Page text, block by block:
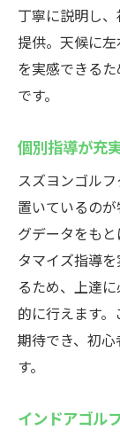
丁寧に説明し
提供。天候に
を実感できる
です。
個別指導が充
スズヨンゴル
置いているの
グデータをも
タマイズ指導
るため、上達
的に行えます
期待でき、初
す。
インドアゴル